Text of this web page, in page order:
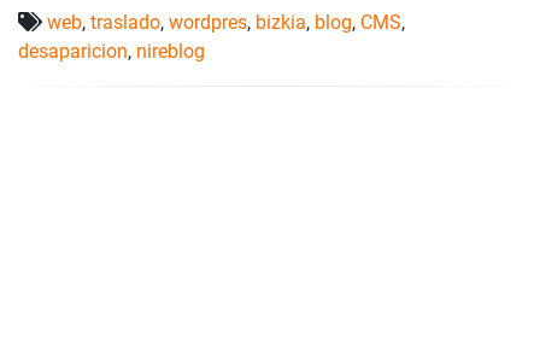
web, traslado, wordpres, bizkia, blog, CMS,
desaparicion, nireblog